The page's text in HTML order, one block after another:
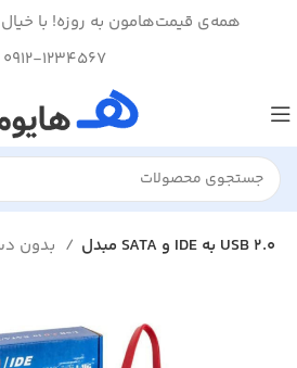
همه‌ی قیمت‌هامون به روزه! با
0912-1234567
مبدل SATA و IDE به USB 2.0